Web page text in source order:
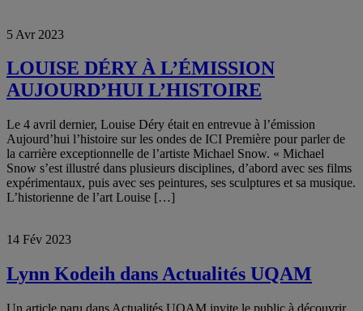
5 Avr 2023
LOUISE DÉRY À L’ÉMISSION
AUJOURD’HUI L’HISTOIRE
Le 4 avril dernier, Louise Déry était en entrevue à l’émission
Aujourd’hui l’histoire sur les ondes de ICI Première pour parler de
la carrière exceptionnelle de l’artiste Michael Snow. « Michael
Snow s’est illustré dans plusieurs disciplines, d’abord avec ses films
expérimentaux, puis avec ses peintures, ses sculptures et sa musique.
L’historienne de l’art Louise […]
14 Fév 2023
Lynn Kodeih dans Actualités UQAM